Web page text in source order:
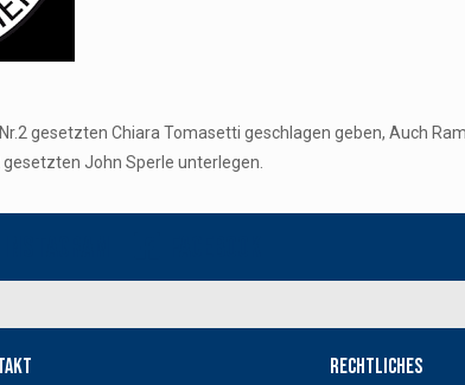
gesetzten Chiara Tomasetti geschlagen geben, Auch
John Sperle unterlegen.
Rechtliches